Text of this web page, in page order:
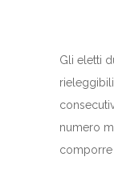
Gli eletti
numero
comporre